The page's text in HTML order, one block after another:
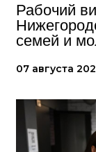
Рабочий
семей и
07 августа